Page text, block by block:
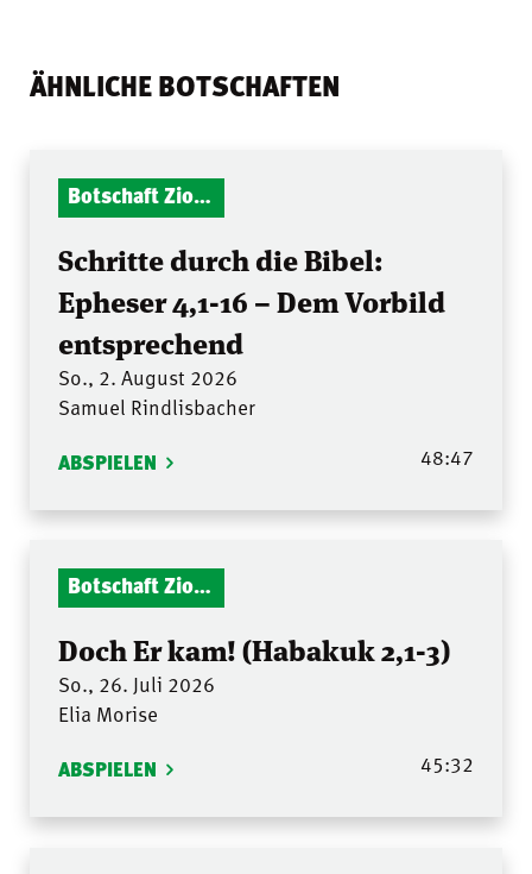
ÄHNLICHE BOTSCHAFTEN
Botschaft Zionshalle
Schritte durch die Bibel:
Epheser 4,1-16 – Dem Vorbild
entsprechend
So., 2. August 2026
Samuel Rindlisbacher
ABSPIELEN 48:47
Botschaft Zionshalle
Doch Er kam! (Habakuk 2,1-3)
So., 26. Juli 2026
Elia Morise
ABSPIELEN 45:32